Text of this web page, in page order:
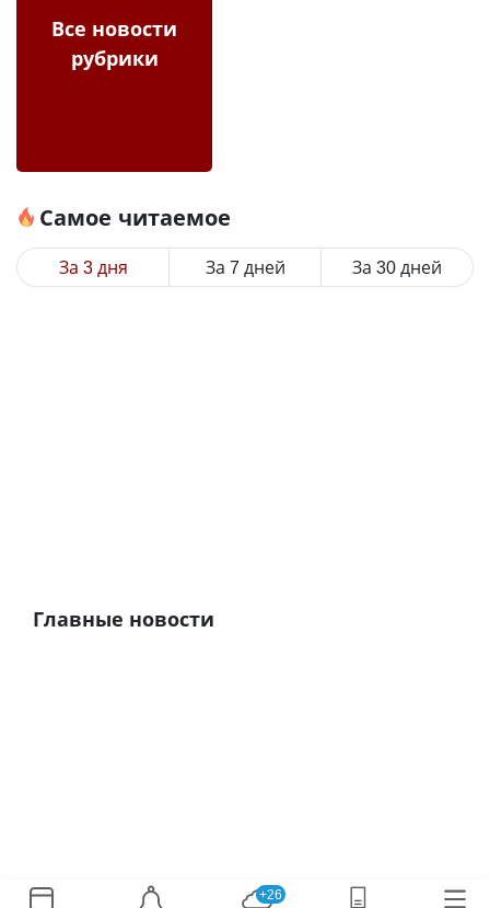
Все новости
рубрики
Самое читаемое
За 3 дня За 7 дней За 30 дней
Главные новости
+26